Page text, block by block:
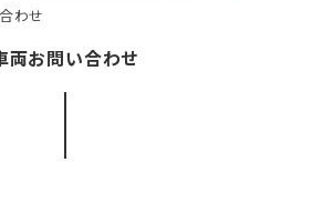
わせ
両お問い合わせ